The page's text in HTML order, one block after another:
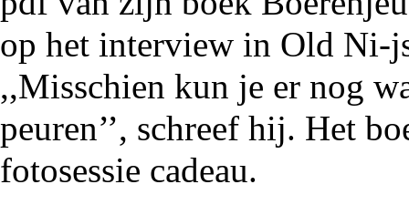
op het interview in Old Ni-
,,Misschien kun je er nog
peuren’’, schreef hij. Het
fotosessie cadeau.